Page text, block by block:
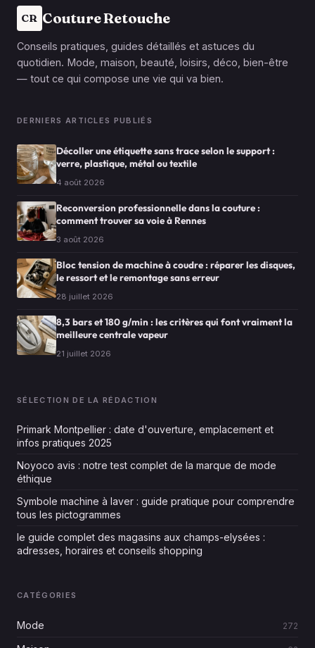
CR Couture Retouche
Conseils pratiques, guides détaillés et astuces du
quotidien. Mode, maison, beauté, loisirs, déco, bien-être
— tout ce qui compose une vie qui va bien.
DERNIERS ARTICLES PUBLIÉS
Décoller une étiquette sans trace selon le support :
verre, plastique, métal ou textile
4 août 2026
Reconversion professionnelle dans la couture :
comment trouver sa voie à Rennes
3 août 2026
Bloc tension de machine à coudre : réparer les disques,
le ressort et le remontage sans erreur
28 juillet 2026
8,3 bars et 180 g/min : les critères qui font vraiment la
meilleure centrale vapeur
21 juillet 2026
SÉLECTION DE LA RÉDACTION
Primark Montpellier : date d'ouverture, emplacement et
infos pratiques 2025
Noyoco avis : notre test complet de la marque de mode
éthique
Symbole machine à laver : guide pratique pour comprendre
tous les pictogrammes
le guide complet des magasins aux champs-elysées :
adresses, horaires et conseils shopping
CATÉGORIES
Mode 272